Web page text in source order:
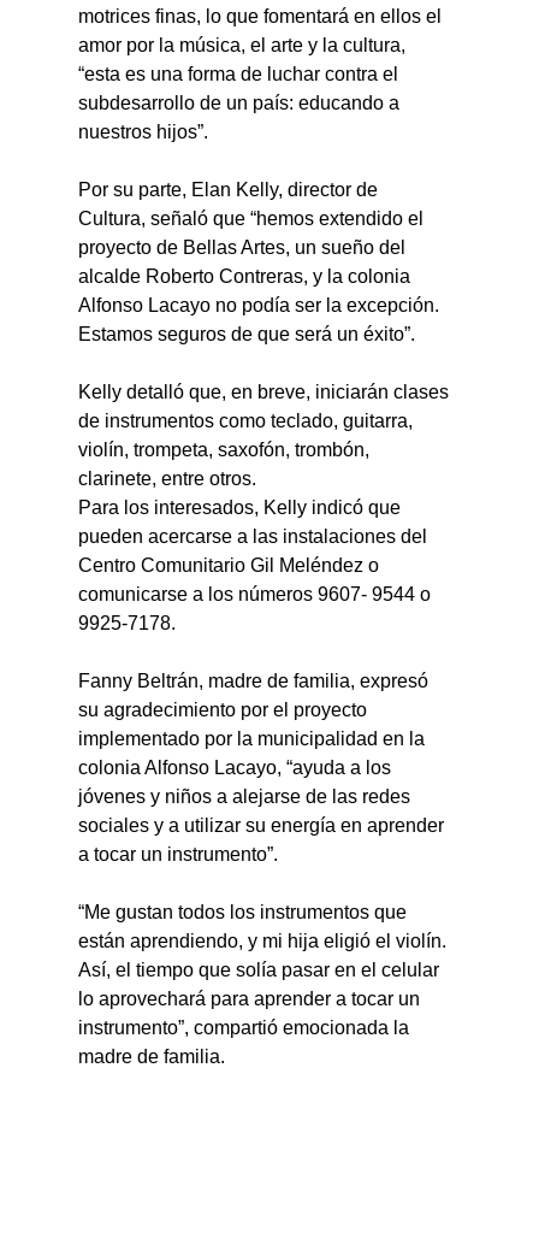
motrices finas, lo que fomentará en ellos el
amor por la música, el arte y la cultura,
“esta es una forma de luchar contra el
subdesarrollo de un país: educando a
nuestros hijos”.
Por su parte, Elan Kelly, director de
Cultura, señaló que “hemos extendido el
proyecto de Bellas Artes, un sueño del
alcalde Roberto Contreras, y la colonia
Alfonso Lacayo no podía ser la excepción.
Estamos seguros de que será un éxito”.
Kelly detalló que, en breve, iniciarán clases
de instrumentos como teclado, guitarra,
violín, trompeta, saxofón, trombón,
clarinete, entre otros.
Para los interesados, Kelly indicó que
pueden acercarse a las instalaciones del
Centro Comunitario Gil Meléndez o
comunicarse a los números 9607- 9544 o
9925-7178.
Fanny Beltrán, madre de familia, expresó
su agradecimiento por el proyecto
implementado por la municipalidad en la
colonia Alfonso Lacayo, “ayuda a los
jóvenes y niños a alejarse de las redes
sociales y a utilizar su energía en aprender
a tocar un instrumento”.
“Me gustan todos los instrumentos que
están aprendiendo, y mi hija eligió el violín.
Así, el tiempo que solía pasar en el celular
lo aprovechará para aprender a tocar un
instrumento”, compartió emocionada la
madre de familia.